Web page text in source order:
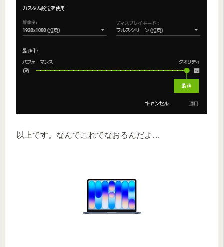
以上です。なんでこれでなおるんだよ…